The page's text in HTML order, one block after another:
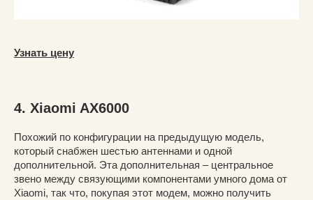
Узнать цену
4. Xiaomi AX6000
Похожий по конфигурации на предыдущую модель,
который снабжен шестью антеннами и одной
дополнительной. Эта дополнительная – центральное
звено между связующими компонентами умного дома от
Xiaomi, так что, покупая этот модем, можно получить